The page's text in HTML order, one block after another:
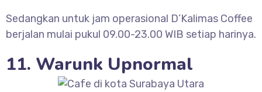
Sedangkan untuk jam operasional D’Kalimas Coffee
berjalan mulai pukul 09.00-23.00 WIB setiap harinya.
11. Warunk Upnormal